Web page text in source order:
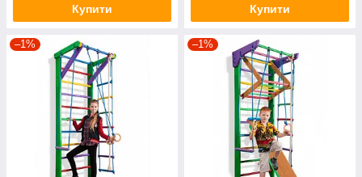
Купити Купити
–1% –1%